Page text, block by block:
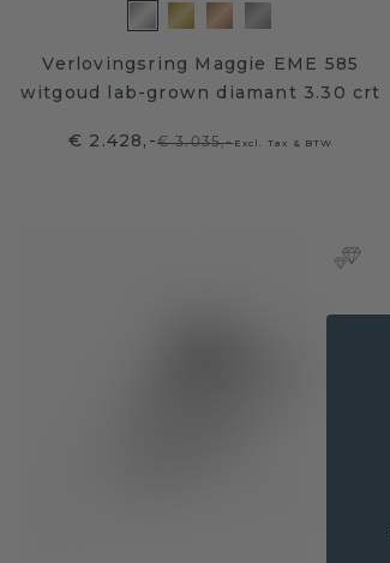
Verlovingsring Maggie EME 585
witgoud lab-grown diamant 3.30 crt
€ 2.428,-€ 3.035,-Excl. Tax & BTW